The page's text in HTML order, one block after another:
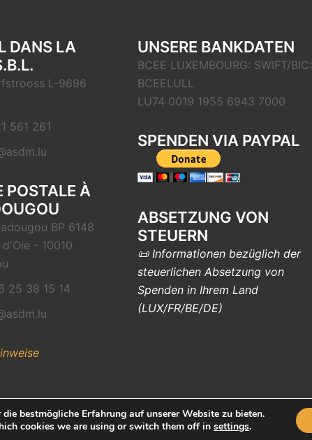
DANS LA
L-9696
561 261
POSTALE À
BP 6148
- 10010
25 38 15 14
UNSERE BANKDATEN
BCEE LUXEMBOURG: SWIFT/BIC:
BCEELULL
LU74 0019 1955 6943 7000
SPENDEN VIA PAYPAL
ABSETZUNG VON
STEUERN
📜 Informationen bezüglich der
steuerlichen Absetzung von
Spenden in Ihrem Land
(LUX/FR/BE/DE)
bestmögliche Erfahrung auf unserer Website zu bieten.
cookies we are using or switch them off insettings.